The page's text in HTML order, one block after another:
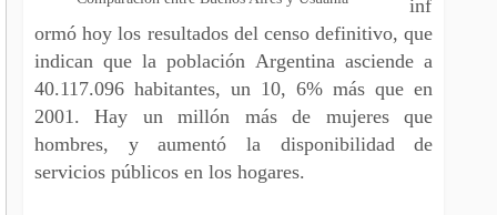
inf
ormó hoy los resultados del censo definitivo, que
indican que la población Argentina asciende a
40.117.096 habitantes, un 10, 6% más que en
2001. Hay un millón más de mujeres que
hombres, y aumentó la disponibilidad de
servicios públicos en los hogares.